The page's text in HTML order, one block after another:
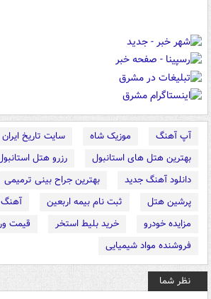
آپ آهنگ موزیک شاه
سایت تاریخ ایران
بهترین هتل های استانبول
رزرو هتل
دانلود آهنگ جدید
بهترین جراح بینی ترمیمی
پرشین هتل
ثبت نام بیمه اربعین
مزایده خودرو
خرید بلیط استخر
قیمت
فروشنده مواد شیمیایی
نظر شما